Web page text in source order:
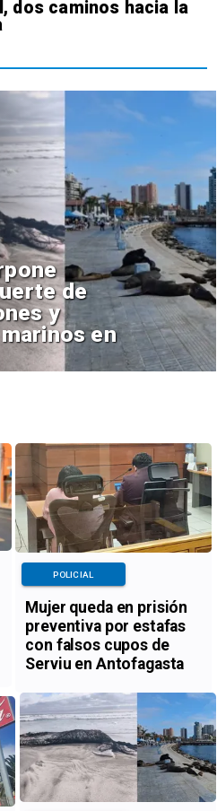
dos caminos hacia la
de
y
en
Mujer queda en prisión
preventiva por estafas
con falsos cupos de
Serviu en Antofagasta
POLICIAL